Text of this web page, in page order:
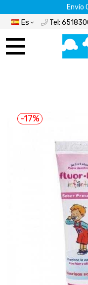
Envío
Es Tel:
-17%